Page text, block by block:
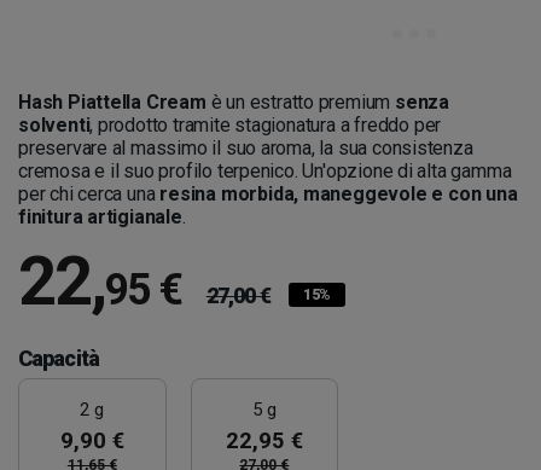
Hash Piattella Cream è un estratto premium senza
solventi, prodotto tramite stagionatura a freddo per
preservare al massimo il suo aroma, la sua consistenza
cremosa e il suo profilo terpenico. Un'opzione di alta gamma
per chi cerca una resina morbida, maneggevole e con una
finitura artigianale.
22,95 € 27,00 € 15%
Capacità
2 g
9,90 €
11,65 €
5 g
22,95 €
27,00 €